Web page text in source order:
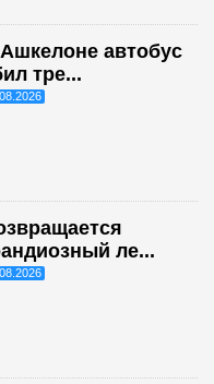
автобус
тре...
ле...